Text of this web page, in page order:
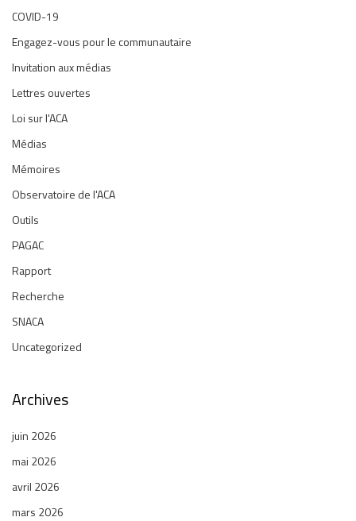
COVID-19
Engagez-vous pour le communautaire
Invitation aux médias
Lettres ouvertes
Loi sur l'ACA
Médias
Mémoires
Observatoire de l'ACA
Outils
PAGAC
Rapport
Recherche
SNACA
Uncategorized
Archives
juin 2026
mai 2026
avril 2026
mars 2026